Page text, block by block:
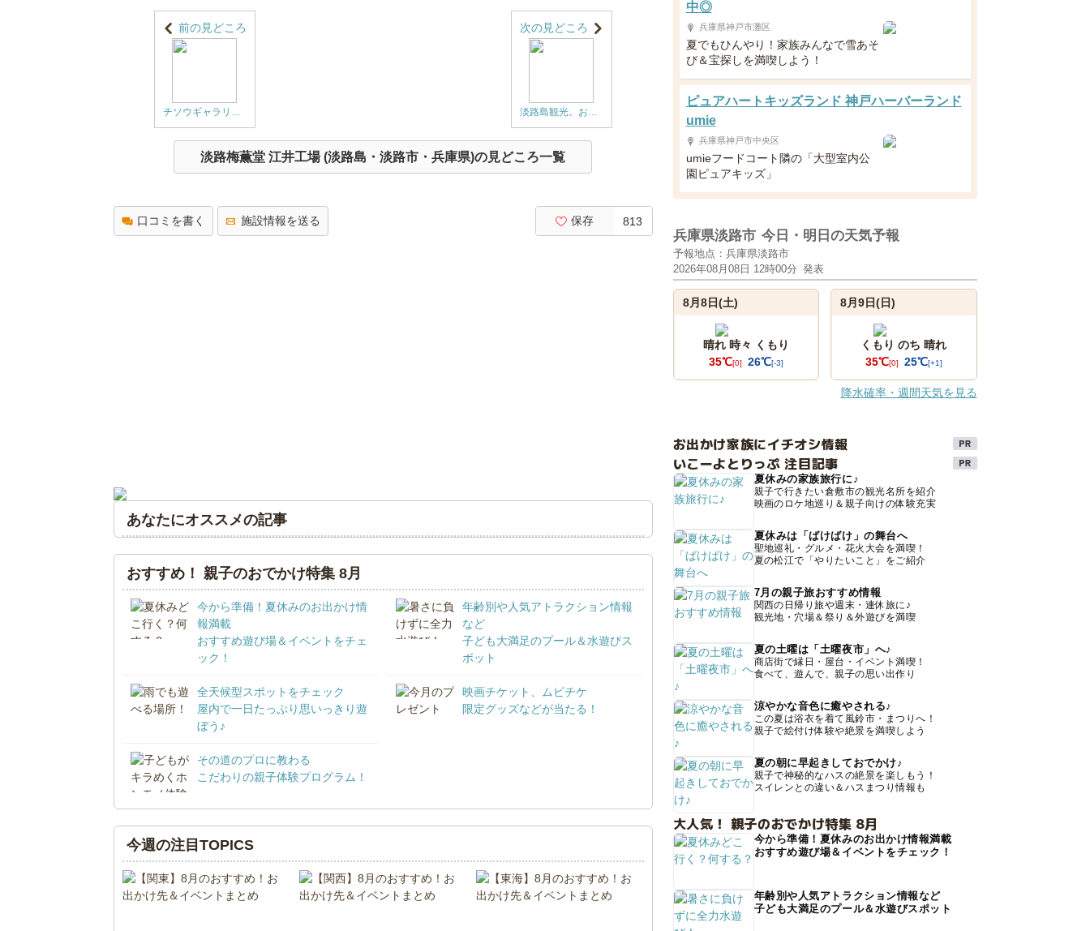
前の見どころ
チソウギャラリー 【予約不要】 。淡路梅薫堂江井工場（淡路島観光スポット-お土産グルメ）
次の見どころ
淡路島観光。お線香職人体験(盆切・生付)【予約制】。淡路梅薫堂江井工場（日本遺産・淡路島）
淡路梅薫堂 江井工場 (淡路島・淡路市・兵庫県)の見どころ一覧
口コミを書く 施設情報を送る 保存 813
あなたにオススメの記事
おすすめ！ 親子のおでかけ特集 8月
今から準備！夏休みのお出かけ情
報満載
おすすめ遊び場＆イベントをチェ
ック！
年齢別や人気アトラクション情報
など
子ども大満足のプール＆水遊びス
ポット
全天候型スポットをチェック
屋内で一日たっぷり思いっきり遊
ぼう♪
映画チケット、ムビチケ
限定グッズなどが当たる！
その道のプロに教わる
こだわりの親子体験プログラム！
今週の注目TOPICS
中◎
兵庫県神戸市灘区
夏でもひんやり！家族みんなで雪あそ
び＆宝探しを満喫しよう！
ピュアハートキッズランド 神戸ハーバーランド
umie
兵庫県神戸市中央区
umieフードコート隣の「大型室内公
園ピュアキッズ」
兵庫県淡路市 今日・明日の天気予報
予報地点：兵庫県淡路市
2026年08月08日 12時00分 発表
8月8日(土)
晴れ 時々 くもり
35℃[0] 26℃[-3]
8月9日(日)
くもり のち 晴れ
35℃[0] 25℃[+1]
降水確率・週間天気を見る
お出かけ家族にイチオシ情報
いこーよとりっぷ 注目記事
夏休みの家族旅行に♪
親子で行きたい倉敷市の観光名所を紹介
映画のロケ地巡り＆親子向けの体験充実
夏休みは「ばけばけ」の舞台へ
聖地巡礼・グルメ・花火大会を満喫！
夏の松江で「やりたいこと」をご紹介
7月の親子旅おすすめ情報
関西の日帰り旅や週末・連休旅に♪
観光地・穴場＆祭り＆外遊びを満喫
夏の土曜は「土曜夜市」へ♪
商店街で縁日・屋台・イベント満喫！
食べて、遊んで、親子の思い出作り
涼やかな音色に癒やされる♪
この夏は浴衣を着て風鈴市・まつりへ！
親子で絵付け体験や絶景を満喫しよう
夏の朝に早起きしておでかけ♪
親子で神秘的なハスの絶景を楽しもう！
スイレンとの違い＆ハスまつり情報も
大人気！ 親子のおでかけ特集 8月
今から準備！夏休みのお出かけ情報満載
おすすめ遊び場＆イベントをチェック！
年齢別や人気アトラクション情報など
子ども大満足のプール＆水遊びスポット